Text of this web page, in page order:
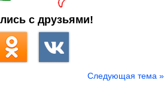
с друзьями!
Следующая тема »